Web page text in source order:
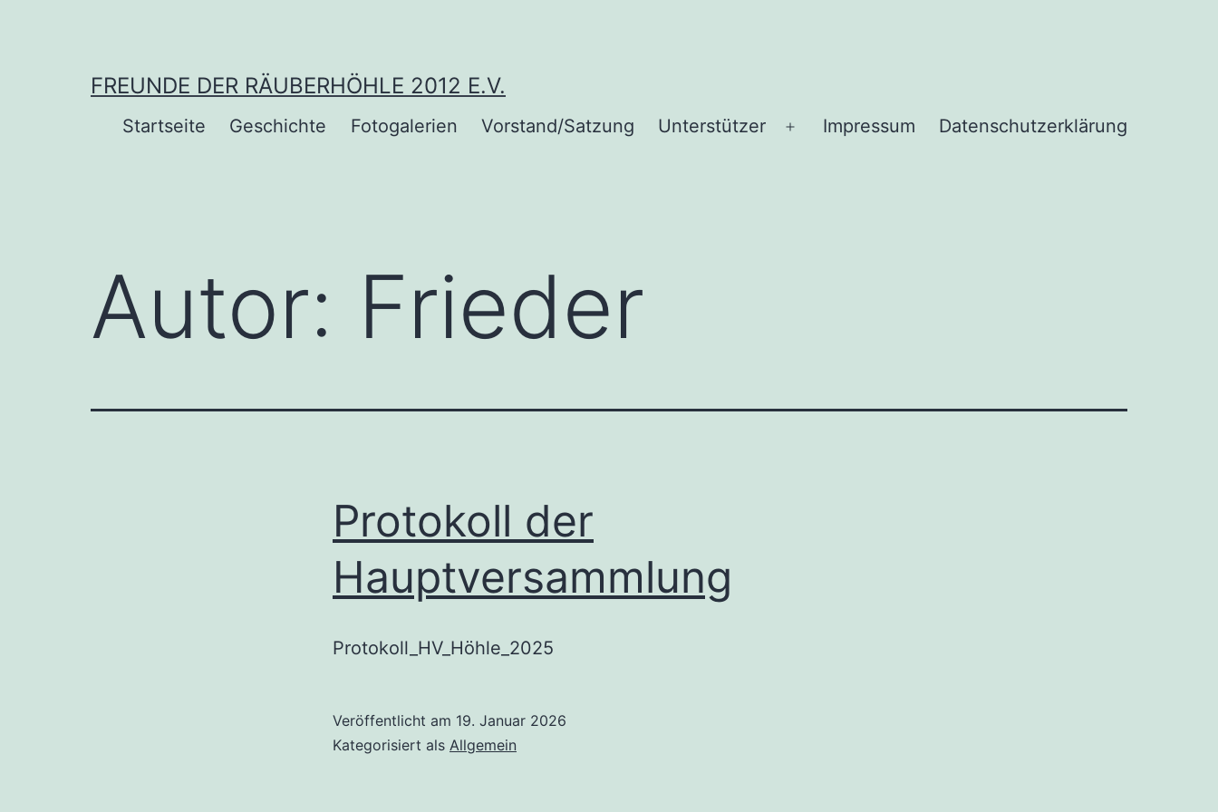
FREUNDE DER RÄUBERHÖHLE 2012 E.V.
Startseite Geschichte Fotogalerien Vorstand/Satzung Unterstützer
Menü
Impressum Datenschutzerklärung
Autor: Frieder
Protokoll der
Hauptversammlung
Protokoll_HV_Höhle_2025
Veröffentlicht am 19. Januar 2026
Kategorisiert als Allgemein